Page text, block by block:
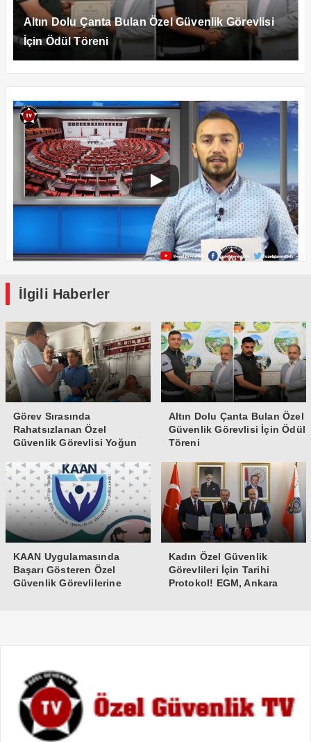
Altın Dolu Çanta Bulan Özel Güvenlik Görevlisi
İçin Ödül Töreni
İlgili Haberler
Görev Sırasında
Rahatsızlanan Özel
Güvenlik Görevlisi Yoğun
Altın Dolu Çanta Bulan Özel
Güvenlik Görevlisi İçin Ödül
Töreni
KAAN Uygulamasında
Başarı Gösteren Özel
Güvenlik Görevlilerine
Kadın Özel Güvenlik
Görevlileri İçin Tarihi
Protokol! EGM, Ankara